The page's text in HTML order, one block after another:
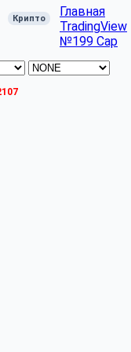
Крипто
Главная
TradingView
№199 Cap